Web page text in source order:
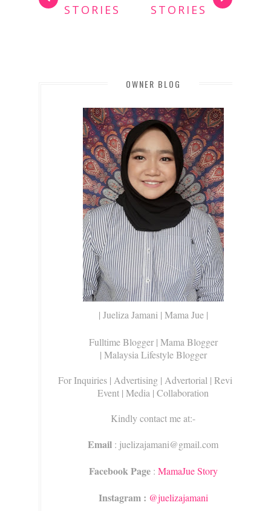
STORIES STORIES
OWNER BLOG
| Jueliza Jamani | Mama Jue |
Fulltime Blogger | Mama Blogger
| Malaysia Lifestyle Blogger
For Inquiries | Advertising | Advertorial | Review |
Event | Media | Collaboration
Kindly contact me at:-
Email : juelizajamani@gmail.com
Facebook Page: MamaJue Story
Instagram : @juelizajamani